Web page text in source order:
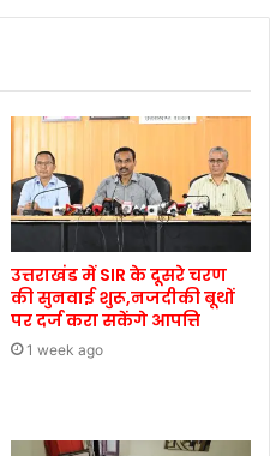
उत्तराखंड में SIR के दूसरे चरण
की सुनवाई शुरू,नजदीकी बूथों
पर दर्ज करा सकेंगे आपत्ति
1 week ago